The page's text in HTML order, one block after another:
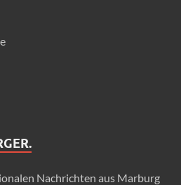
Nachrichten aus Marburg